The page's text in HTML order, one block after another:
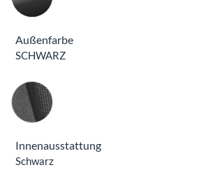
Außenfarbe
SCHWARZ
Innenausstattung
Innenausstattung
Schwarz